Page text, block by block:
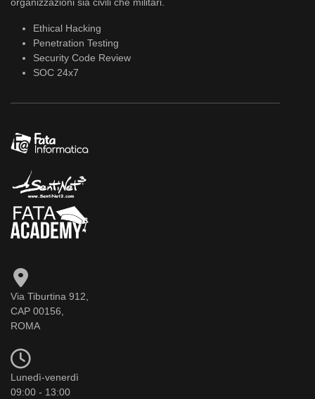
Ethical Hacking
Penetration Testing
Security Code Review
SOC 24x7
Via Tiburtina 912,
CAP 00156,
ROMA
Lunedì-venerdì
09:00 - 13:00